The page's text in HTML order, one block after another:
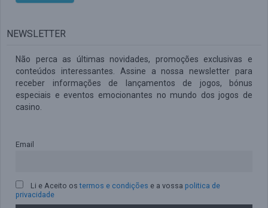
NEWSLETTER
Não perca as últimas novidades, promoções exclusivas e
conteúdos interessantes. Assine a nossa newsletter para
receber informações de lançamentos de jogos, bónus
especiais e eventos emocionantes no mundo dos jogos de
casino.
Email
Li e Aceito ostermos e condições e a vossa politica de
privacidade